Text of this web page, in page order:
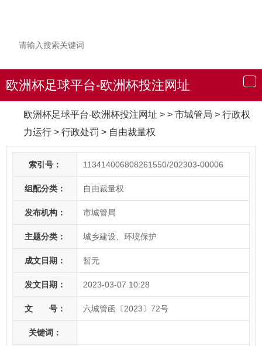
导
航
欧洲杯足球平台-欧洲杯投注网址
欧洲杯足球平台-欧洲杯投注网址 > > 市城管局 > 行政权
力运行 > 行政处罚 > 自由裁量权
索引号： 113414006808261550/202303-00006
组配分类： 自由裁量权
发布机构： 市城管局
主题分类： 城乡建设、环境保护
成文日期： 暂无
发文日期： 2023-03-07 10:28
文 号： 六城管函〔2023〕72号
关键词：